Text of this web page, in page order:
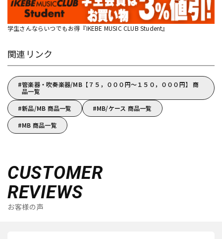
学生さんならいつでもお得『IKEBE MUSIC CLUB Student』
関連リンク
管楽器・吹奏楽器/MB【７５，０００円～１５０，０００円】 商
品一覧
新品/MB 商品一覧
MB/ケース 商品一覧
MB 商品一覧
CUSTOMER
REVIEWS
お客様の声